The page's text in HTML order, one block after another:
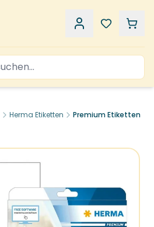
Herma Etiketten Premium Etiketten